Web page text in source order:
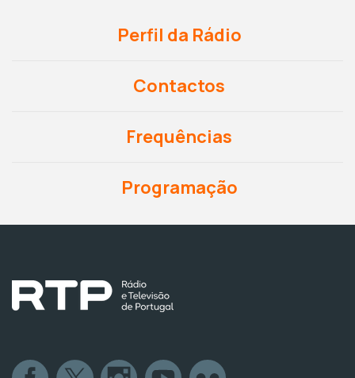
Perfil da Rádio
Contactos
Frequências
Programação